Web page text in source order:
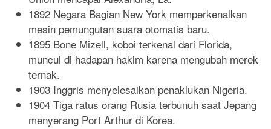
1892 Negara Bagian New York memperkenalkan
mesin pemungutan suara otomatis baru.
1895 Bone Mizell, koboi terkenal dari Florida,
muncul di hadapan hakim karena mengubah merek
ternak.
1903 Inggris menyelesaikan penaklukan Nigeria.
1904 Tiga ratus orang Rusia terbunuh saat Jepang
menyerang Port Arthur di Korea.